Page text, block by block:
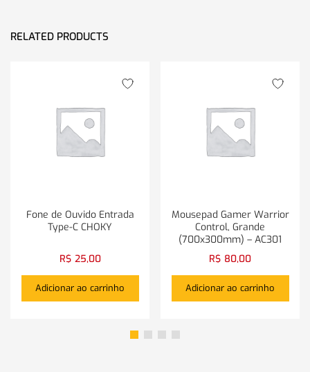
RELATED PRODUCTS
Fone de Ouvido Entrada
Type-C CHOKY
R$ 25,00
Adicionar ao carrinho
Mousepad Gamer Warrior
Control, Grande
(700x300mm) – AC301
R$ 80,00
Adicionar ao carrinho